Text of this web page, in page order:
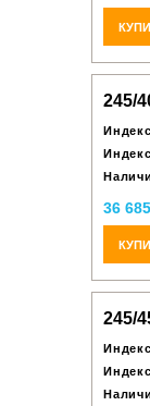
245/
36
245/